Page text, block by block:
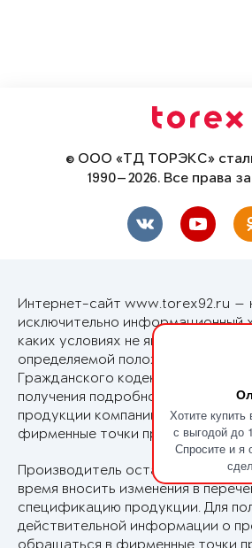
Хотите
с выгодой до
Спросите и я
© ООО «ТД ТОРЭКС»
1990—2026. Все права
Интернет-сайт www.torex92.ru —
исключительно информационный
каких условиях не является
определяемой положениями
Гражданского кодекса
получения подробной
продукции компании Torex
фирменные точки продаж Torex в
Производитель оставляет за
время вносить изменения в
спецификацию продукции. Для
действительной информации о
обращаться в фирменные точки